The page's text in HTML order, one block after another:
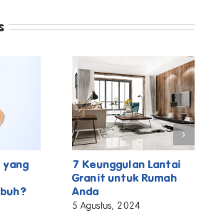
yang
7 Keunggulan Lantai
Granit untuk Rumah
Anda
5 Agustus, 2024